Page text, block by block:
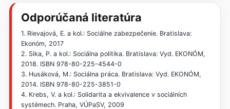
Odporúčaná literatúra
1. Rievajová, E. a kol.: Sociálne zabezpečenie. Bratislava:
Ekonóm, 2017
2. Sika, P. a kol.: Sociálna politika. Bratislava: Vyd. EKONÓM,
2018. ISBN 978-80-225-4544-0
3. Husáková, M.: Sociálna práca. Bratislava: Vyd. EKONÓM,
2014. ISBN 978-80-225-3851-0
4. Krebs, V. a kol.: Solidarita a ekvivalence v sociálních
systémech. Praha, VÚPaSV, 2009